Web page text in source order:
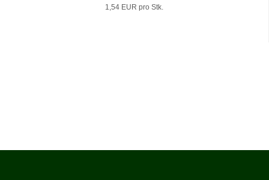
1,54 EUR pro Stk.